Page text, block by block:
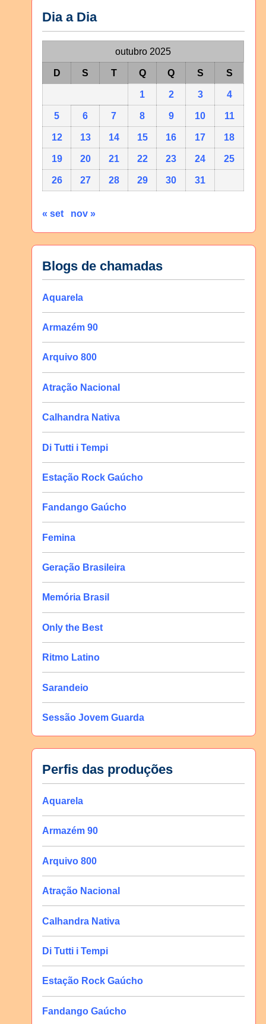
Dia a Dia
outubro 2025
D S T Q Q S S
1 2 3 4
5 6 7 8 9 10 11
12 13 14 15 16 17 18
19 20 21 22 23 24 25
26 27 28 29 30 31
« set nov »
Blogs de chamadas
Aquarela
Armazém 90
Arquivo 800
Atração Nacional
Calhandra Nativa
Di Tutti i Tempi
Estação Rock Gaúcho
Fandango Gaúcho
Femina
Geração Brasileira
Memória Brasil
Only the Best
Ritmo Latino
Sarandeio
Sessão Jovem Guarda
Perfis das produções
Aquarela
Armazém 90
Arquivo 800
Atração Nacional
Calhandra Nativa
Di Tutti i Tempi
Estação Rock Gaúcho
Fandango Gaúcho